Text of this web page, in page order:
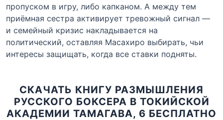
пропуском в игру, либо капканом. А между тем
приёмная сестра активирует тревожный сигнал —
и семейный кризис накладывается на
политический, оставляя Масахиро выбирать, чьи
интересы защищать, когда все ставки подняты.
СКАЧАТЬ КНИГУ РАЗМЫШЛЕНИЯ
РУССКОГО БОКСЕРА В ТОКИЙСКОЙ
АКАДЕМИИ ТАМАГАВА, 6 БЕСПЛАТНО